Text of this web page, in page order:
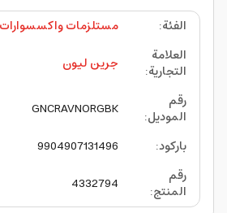
الفئة:
مستلزمات واكسسوارات
العلامة
التجارية:
جرين ليون
رقم
الموديل:
GNCRAVNORGBK
باركود:
9904907131496
رقم
المنتج:
4332794